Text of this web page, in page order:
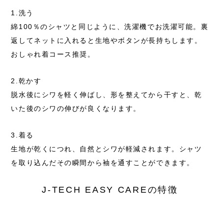
1.洗う
綿100％のシャツと同じように、洗濯機でお洗濯可能。 裏
返してネットに入れると生地やボタンが長持ちします。
おしゃれ着コース推奨。
2.乾かす
脱水後にシワを軽く伸ばし、形を整えてから干すと、 乾
いた後のシワの伸びが良くなります。
3.着る
生地が乾くにつれ、自然とシワが軽減されます。 シャツ
を取り込んだその瞬間から袖を通すことができます。
J-TECH EASY CAREの特徴